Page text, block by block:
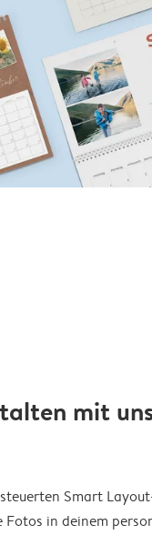
mit
Smart
in deinem